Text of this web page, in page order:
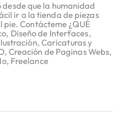
que la humanidad
ir a la tienda de piezas
pie. Contácteme ¿QUÉ
Diseño de Interfaces,
Caricaturas y
Creación de Paginas Webs,
Freelance